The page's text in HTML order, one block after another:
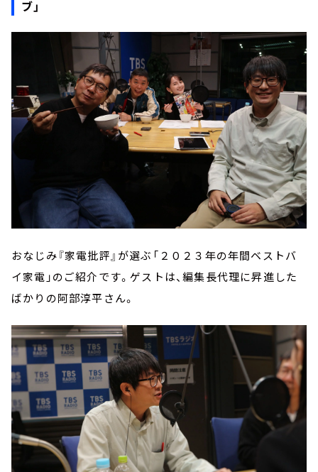
ブ」
おなじみ『家電批評』が選ぶ「２０２３年の年間ベストバ
イ家電」のご紹介です。ゲストは、編集長代理に昇進した
ばかりの阿部淳平さん。